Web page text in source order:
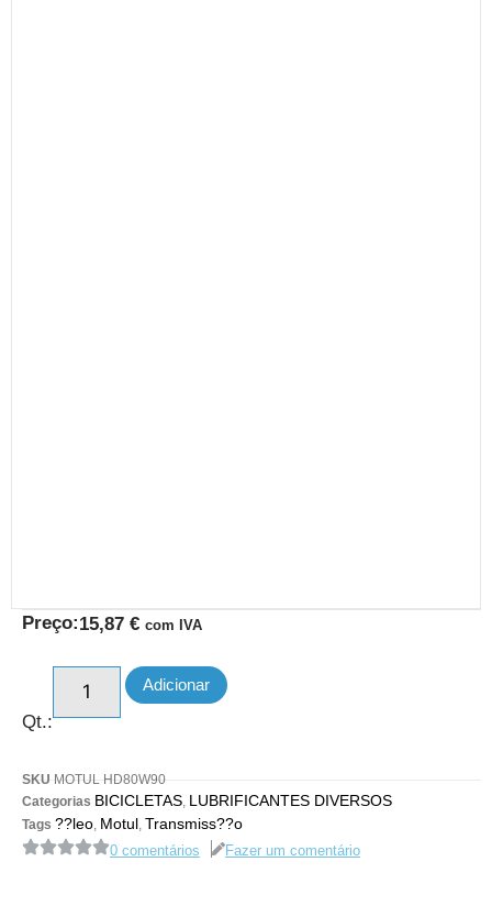
Preço:15,87 € com IVA
Qt.:
Adicionar
SKU MOTUL HD80W90
Categorias BICICLETAS LUBRIFICANTES DIVERSOS
Tags ??leo Motul Transmiss??o
0 comentários Fazer um comentário